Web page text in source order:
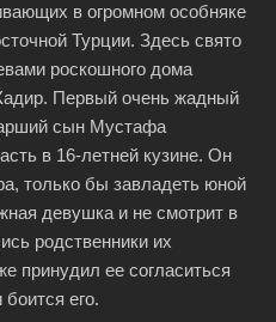
в огромном особняке
Турции. Здесь свято
роскошного дома
Первый очень жадный
сын Мустафа
в 16-летней кузине. Он
только бы завладеть юной
девушка и не смотрит в
родственники их
принудил ее согласиться
его.